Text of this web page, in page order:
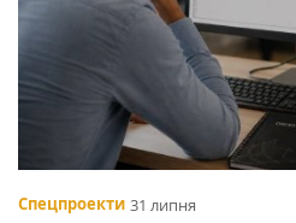
Спецпроекти 31 липня